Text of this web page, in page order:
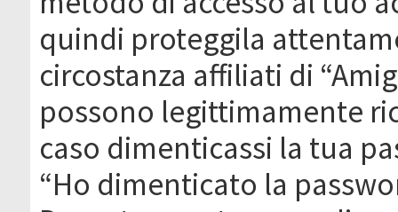
quindi proteggila
circostanza affiliati di
possono legittimamente
caso dimenticassi la tua
“Ho dimenticato la